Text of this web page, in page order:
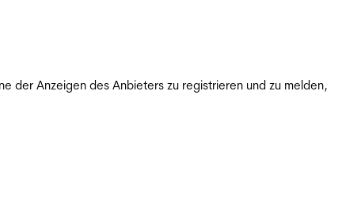
der Anzeigen des Anbieters zu registrieren und zu melden,